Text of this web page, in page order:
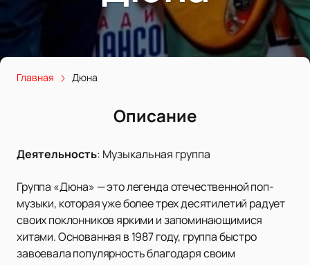
Главная Дюна
Описание
Деятельность: Музыкальная группа
Группа «Дюна» — это легенда отечественной поп-
музыки, которая уже более трех десятилетий радует
своих поклонников яркими и запоминающимися
хитами. Основанная в 1987 году, группа быстро
завоевала популярность благодаря своим